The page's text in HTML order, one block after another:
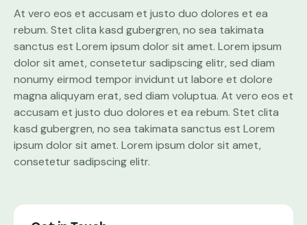
At vero eos et accusam et justo duo dolores et ea
rebum. Stet clita kasd gubergren, no sea takimata
sanctus est Lorem ipsum dolor sit amet. Lorem ipsum
dolor sit amet, consetetur sadipscing elitr, sed diam
nonumy eirmod tempor invidunt ut labore et dolore
magna aliquyam erat, sed diam voluptua. At vero eos et
accusam et justo duo dolores et ea rebum. Stet clita
kasd gubergren, no sea takimata sanctus est Lorem
ipsum dolor sit amet. Lorem ipsum dolor sit amet,
consetetur sadipscing elitr.